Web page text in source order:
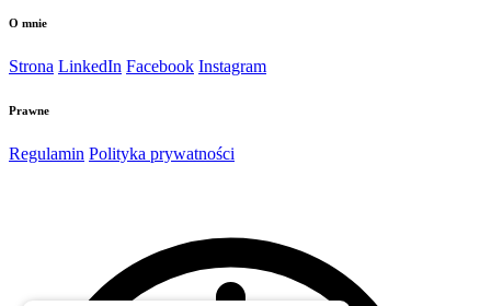
O mnie
Strona LinkedIn Facebook Instagram
Prawne
Regulamin Polityka prywatności